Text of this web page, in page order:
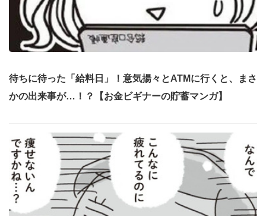
待ちに待った「給料日」！意気揚々とATMに行くと、まさ
かの出来事が…！？【お金ビギナーの貯蓄マンガ】